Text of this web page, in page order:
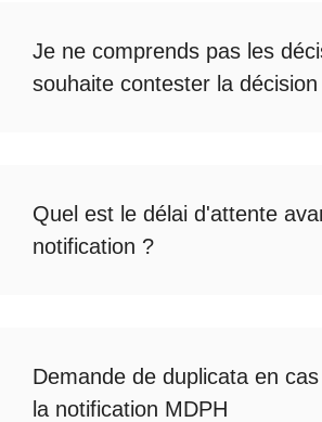
Je ne comprends pas les
souhaite contester la
Quel est le délai d'attente
notification ?
Demande de duplicata en
la notification MDPH